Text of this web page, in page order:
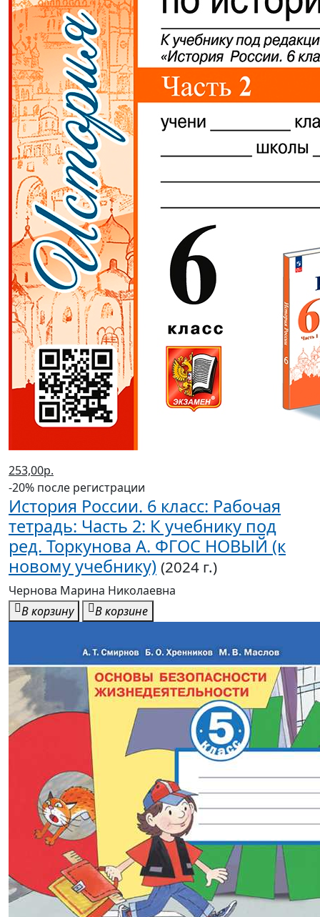
253,00р.
-20% после регистрации
История России. 6 класс: Рабочая
тетрадь: Часть 2: К учебнику под
ред. Торкунова А. ФГОС НОВЫЙ (к
новому учебнику) (2024 г.)
Чернова Марина Николаевна
В корзину
В корзине